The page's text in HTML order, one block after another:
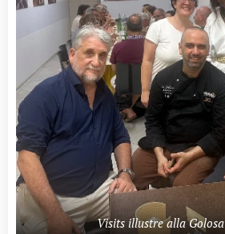
Visits illustre alla